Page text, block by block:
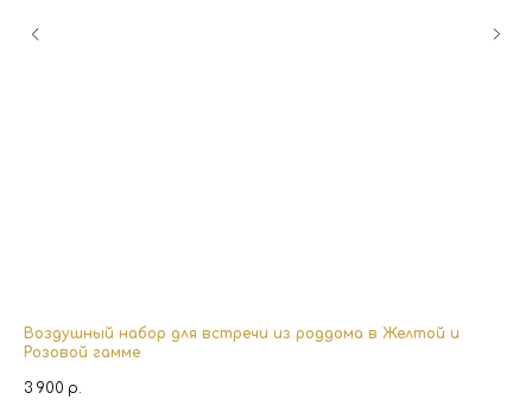
Воздушный набор для встречи из роддома в Желтой и
Розовой гамме
3 900 р.